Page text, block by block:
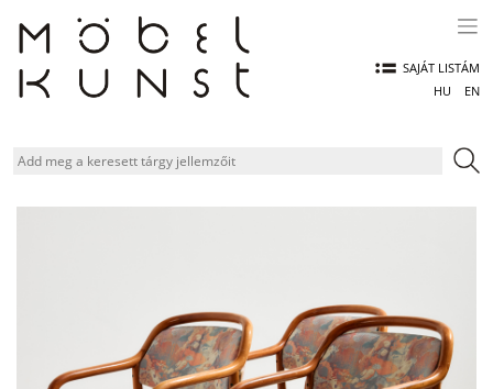
content
SAJÁT LISTÁM
HU
EN